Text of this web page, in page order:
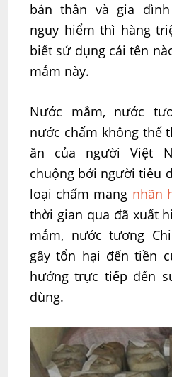
bản thân và gia
nguy hiểm thì hàng
biết sử dụng cái tên
mắm này.
Nước mắm, nước
nước chấm không thể
ăn của người Việt
chuộng bởi người tiêu
loại chấm mang nhãn
thời gian qua đã xuất
mắm, nước tương
gây tổn hại đến tiền
hưởng trực tiếp đến
dùng.